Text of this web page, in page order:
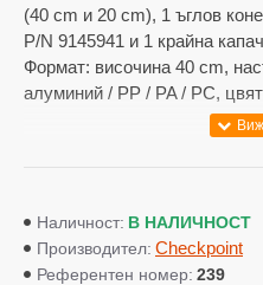
(40 cm и 20 cm), 1 ъглов
P/N 9145941 и 1 крайна
Формат: височина 40 cm,
алуминий / PP / PA / PC,
складове на едро, електронни
Наличност: В НАЛИЧНОСТ
Производител: Checkpoint
Референтен номер: 239